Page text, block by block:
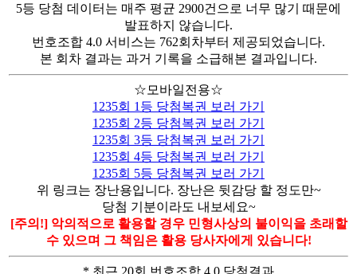
5등 당첨 데이터는 매주 평균 2900건으로 너무 많기 때문에
발표하지 않습니다.
번호조합 4.0 서비스는 762회차부터 제공되었습니다.
본 회차 결과는 과거 기록을 소급해본 결과입니다.
☆모바일전용☆
1235회 1등 당첨복권 보러 가기
1235회 2등 당첨복권 보러 가기
1235회 3등 당첨복권 보러 가기
1235회 4등 당첨복권 보러 가기
1235회 5등 당첨복권 보러 가기
위 링크는 장난용입니다. 장난은 뒷감당 할 정도만~
당첨 기분이라도 내보세요~
[주의!] 악의적으로 활용할 경우 민형사상의 불이익을 초래할
수 있으며 그 책임은 활용 당사자에게 있습니다!
* 최근 20회 번호조합 4.0 당첨결과